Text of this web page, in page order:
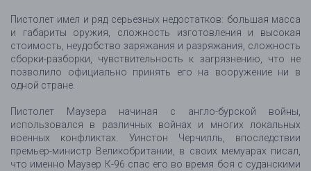
Пистолет имел и ряд серьезных недостатков: большая масса
и габариты оружия, сложность изготовления и высокая
стоимость, неудобство заряжания и разряжания, сложность
сборки-разборки, чувствительность к загрязнению, что не
позволило официально принять его на вооружение ни в
одной стране.
Пистолет Маузера начиная с англо-бурской войны,
использовался в различных войнах и многих локальных
военных конфликтах. Уинстон Черчилль, впоследствии
премьер-министр Великобритании, в своих мемуарах писал,
что именно Маузер К-96 спас его во время боя с суданскими